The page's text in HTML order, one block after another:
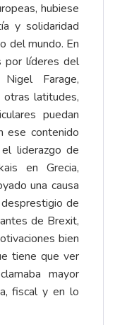
hubiese
y solidaridad
del mundo. En
por líderes del
Farage,
latitudes,
puedan
ese contenido
liderazgo de
en Grecia,
una causa
de
de Brexit,
bien
tiene que ver
mayor
fiscal y en lo